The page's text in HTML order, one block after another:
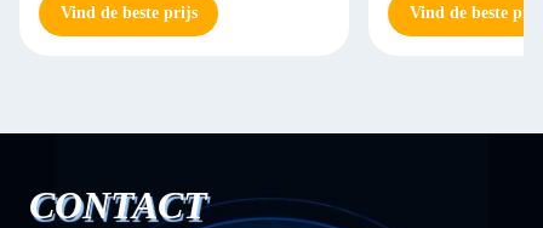
Vind de beste prijs Vind de beste
CONTACT